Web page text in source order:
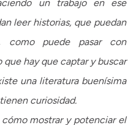
un trabajo en ese
leer historias, que puedan
como puede pasar con
que hay que captar y buscar
una literatura buenísima
curiosidad.
mostrar y potenciar el